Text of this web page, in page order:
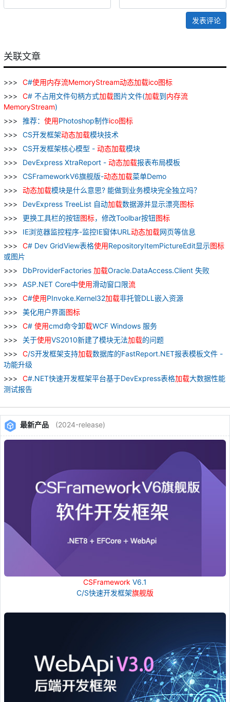
发表评论
关联文章
C#使用内存流MemoryStream动态加载ico图标
C# 不占用文件句柄方式加载图片文件(加载到内存流
MemoryStream)
推荐： 使用Photoshop制作ico图标
CS开发框架动态加载模块技术
CS开发框架核心模型 - 动态加载模块
DevExpress XtraReport - 动态加载报表布局模板
CSFrameworkV6旗舰版-动态加载菜单Demo
动态加载模块是什么意思? 能做到业务模块完全独立吗？
DevExpress TreeList 自动加载数据源并显示漂亮图标
更换工具栏的按钮图标，修改Toolbar按钮图标
IE浏览器监控程序-监控IE窗体URL 动态加载网页等信息
C# Dev GridView表格使用RepositoryItemPictureEdit显示图标
或图片
DbProviderFactories 加载Oracle.DataAccess.Client 失败
ASP.NET Core中使用滑动窗口限流
C#使用PInvoke.Kernel32加载非托管DLL嵌入资源
美化用户界面图标
C# 使用cmd命令卸载WCF Windows 服务
关于使用VS2010新建了模块无法加载的问题
C/S开发框架支持加载数据库的FastReport.NET报表模板文件 -
功能升级
C#.NET快速开发框架平台基于DevExpress表格加载大数据性能
测试报告
最新产品 (2024-release)
CSFramework V6.1
C/S快速开发框架旗舰版